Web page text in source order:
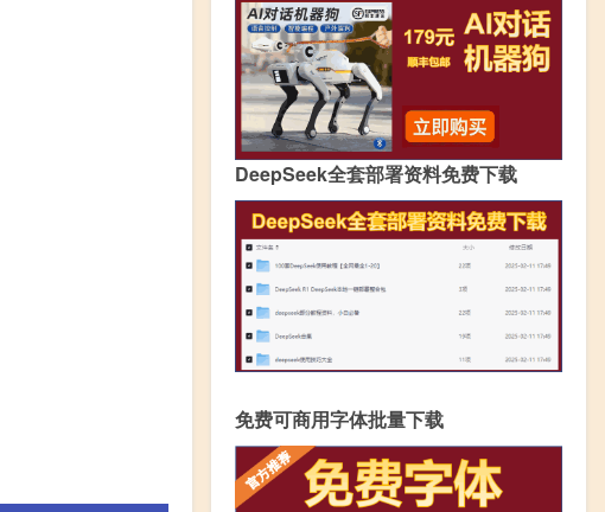
DeepSeek全套部署资料免费下载
免费可商用字体批量下载